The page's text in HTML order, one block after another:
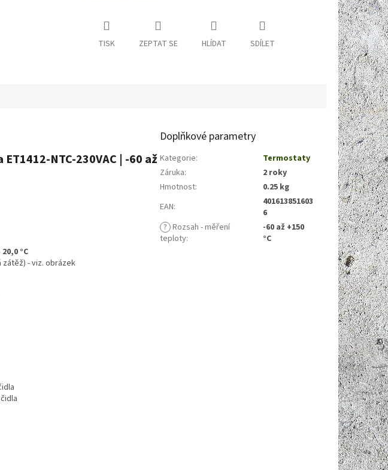
TISK ZEPTAT SE HLÍDAT SDÍLET
NTC-230VAC | -60 až
°C
zátěž) - viz. obrázek
Doplňkové parametry
Kategorie:
Termostaty
Záruka:
2 roky
Hmotnost:
0.25 kg
EAN:
401613851603
6
? Rozsah - měření
teploty:
-60 až +150
°C